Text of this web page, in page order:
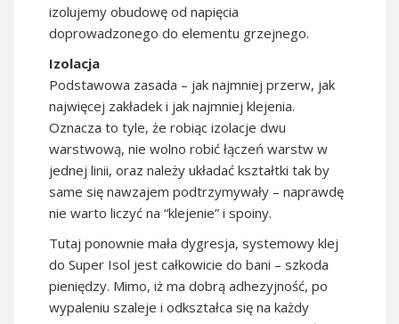
izolujemy obudowę od napięcia
doprowadzonego do elementu grzejnego.
Izolacja
Podstawowa zasada – jak najmniej przerw, jak
najwięcej zakładek i jak najmniej klejenia.
Oznacza to tyle, że robiąc izolacje dwu
warstwową, nie wolno robić łączeń warstw w
jednej linii, oraz należy układać kształtki tak by
same się nawzajem podtrzymywały – naprawdę
nie warto liczyć na “klejenie” i spoiny.
Tutaj ponownie mała dygresja, systemowy klej
do Super Isol jest całkowicie do bani – szkoda
pieniędzy. Mimo, iż ma dobrą adhezyjność, po
wypaleniu szaleje i odkształca się na każdy